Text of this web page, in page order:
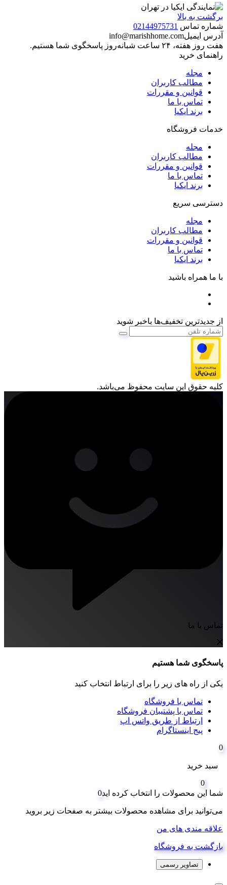
برگشت به بالا
شماره تماس 02144975731
آدرس ایمیلinfo@marishhome.com
هفت روز هفته، ۲۴ ساعت شبانه‌روز پاسخگوی شما هستیم.
راهنمای خرید
مجله
مطالب کاربران
قوانین و مقررات
تماس با ما
برند ایکیا
خدمات فروشگاه
مجله
مطالب کاربران
قوانین و مقررات
تماس با ما
برند ایکیا
دسترسی سریع
مجله
مطالب کاربران
قوانین و مقررات
تماس با ما
برند ایکیا
با ما همراه باشید
از جدیدترین تخفیف‌ها باخبر شوید
کليه حقوق اين سايت محفوظ می‌باشد.
تماس با ما
پاسخگوی شما هستیم
یکی از راه های زیر را برای ارتباط انتخاب کنید
تماس با فروشگاه
تماس با پشتیبان فروشگاه
ارتباط از طریق واتس اپ
پیج اینستاگرام
0
سبد خرید
0
شما این محصولات را انتخاب کرده اید0
می‌توانید برای مشاهده محصولات بیشتر به صفحات زیر بروید
علاقه مندی های من
بازگشت به فروشگاه
تصاویر رسمی